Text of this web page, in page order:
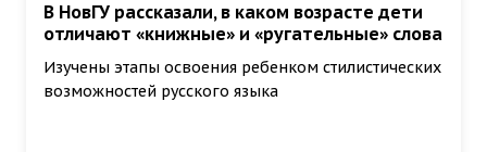
В НовГУ рассказали, в каком возрасте дети
отличают «книжные» и «ругательные» слова
Изучены этапы освоения ребенком стилистических
возможностей русского языка